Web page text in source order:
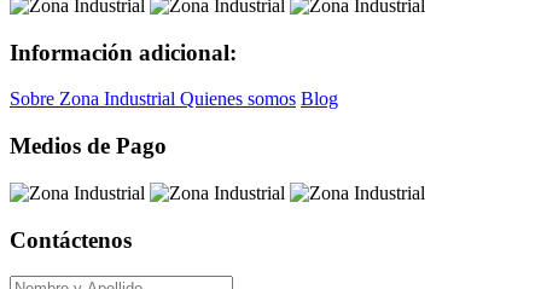
Información adicional:
Sobre Zona Industrial Quienes somos Blog
Medios de Pago
Contáctenos